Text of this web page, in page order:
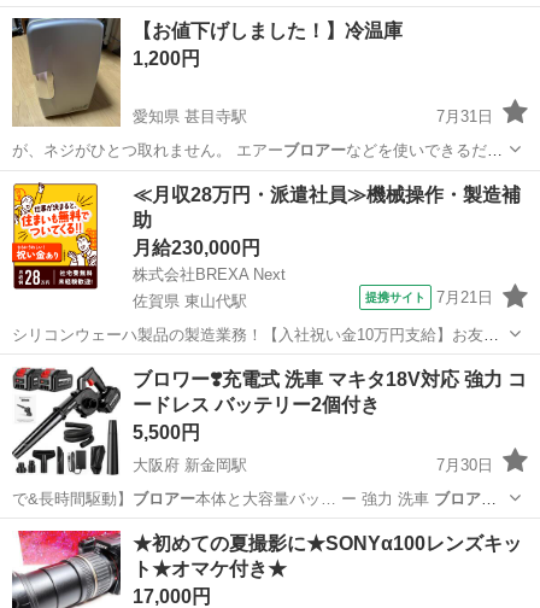
品の為、ノークレーム、ノーリターンのご理解の程宜しくお願いしま
す。 →5枚目の写真ですが、楽天市場で購入しております。(11,500円)
参考で写真を掲載しますが...
埼玉 久喜市 生活家電 ブロアー
【お値下げしました！】冷温庫
1,200円
愛知県 甚目寺駅
7月31日
が、ネジがひとつ取れません。 エアーブロアーなどを使いできるだけ
見えるホコリは掃…
愛知 あま市 甚目寺駅 キッチン家電
≪月収28万円・派遣社員≫機械操作・製造補
助
月給230,000円
株式会社BREXA Next
佐賀県 東山代駅
提携サイト 7月21日
シリコンウェーハ製品の製造業務！【入社祝い金10万円支給】お友達
やカップルとの応募OK◎年間休日129日＆休出なしでプライベート充
実♪業務はクリーンルームで快適作業◎自社正社員登用制度あり★1食
300円～の格安食堂あり！《佐...
佐賀 伊万里市 東山代駅 その他
ブロワー❣️充電式 洗車 マキタ18V対応 強力 コ
ードレス バッテリー2個付き
5,500円
大阪府 新金岡駅
7月30日
で&長時間駆動】 ブロアー本体と大容量バッ… ー 強力 洗車 ブロアー
充電式 コード…
大阪 堺市 新金岡駅 メンテナンス用品
★初めての夏撮影に★SONYα100レンズキッ
ト★オマケ付き★
17,000円